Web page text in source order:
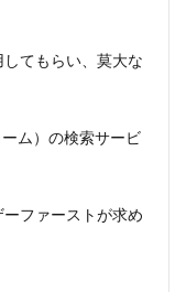
てもらい、莫大な
ム）の検索サービ
ファーストが求め